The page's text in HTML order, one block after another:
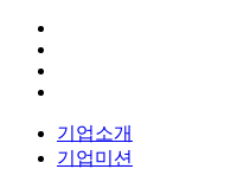
기업소개
기업미션